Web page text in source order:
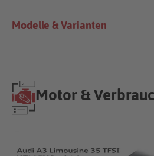
Modelle & Varianten
Motor &